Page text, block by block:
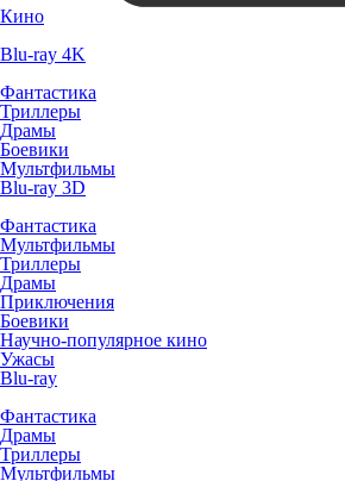
Кино
Blu-ray 4K
Фантастика
Триллеры
Драмы
Боевики
Мультфильмы
Blu-ray 3D
Фантастика
Мультфильмы
Триллеры
Драмы
Приключения
Боевики
Научно-популярное кино
Ужасы
Blu-ray
Фантастика
Драмы
Триллеры
Мультфильмы